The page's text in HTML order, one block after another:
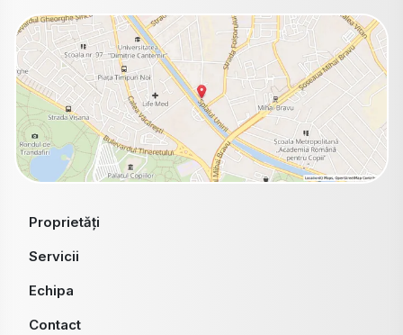
Proprietăți
Servicii
Echipa
Contact